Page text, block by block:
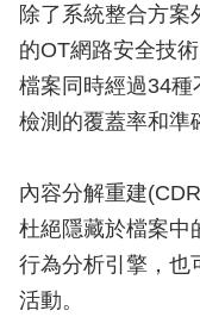
除了系統整合方案
的OT網路安全技
檔案同時經過34
檢測的覆蓋率和準
內容分解重建
杜絕隱藏於檔案中
行為分析引擎，也
活動。